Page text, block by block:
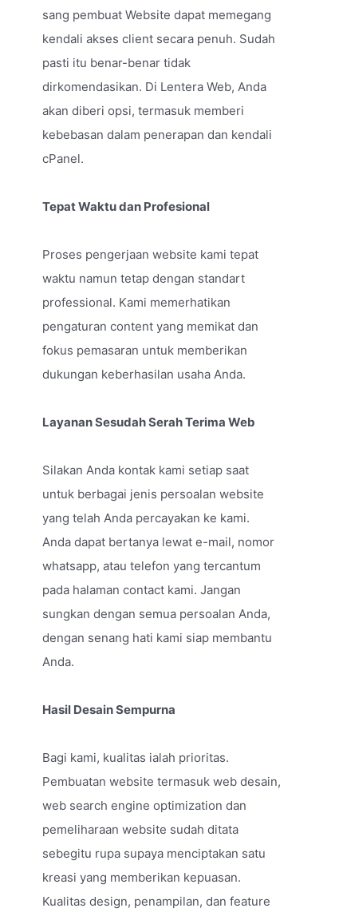
sang pembuat Website dapat memegang
kendali akses client secara penuh. Sudah
pasti itu benar-benar tidak
dirkomendasikan. Di Lentera Web, Anda
akan diberi opsi, termasuk memberi
kebebasan dalam penerapan dan kendali
cPanel.
Tepat Waktu dan Profesional
Proses pengerjaan website kami tepat
waktu namun tetap dengan standart
professional. Kami memerhatikan
pengaturan content yang memikat dan
fokus pemasaran untuk memberikan
dukungan keberhasilan usaha Anda.
Layanan Sesudah Serah Terima Web
Silakan Anda kontak kami setiap saat
untuk berbagai jenis persoalan website
yang telah Anda percayakan ke kami.
Anda dapat bertanya lewat e-mail, nomor
whatsapp, atau telefon yang tercantum
pada halaman contact kami. Jangan
sungkan dengan semua persoalan Anda,
dengan senang hati kami siap membantu
Anda.
Hasil Desain Sempurna
Bagi kami, kualitas ialah prioritas.
Pembuatan website termasuk web desain,
web search engine optimization dan
pemeliharaan website sudah ditata
sebegitu rupa supaya menciptakan satu
kreasi yang memberikan kepuasan.
Kualitas design, penampilan, dan feature